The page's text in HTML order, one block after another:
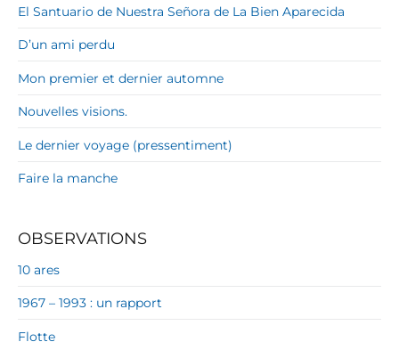
El Santuario de Nuestra Señora de La Bien Aparecida
D’un ami perdu
Mon premier et dernier automne
Nouvelles visions.
Le dernier voyage (pressentiment)
Faire la manche
OBSERVATIONS
10 ares
1967 – 1993 : un rapport
Flotte